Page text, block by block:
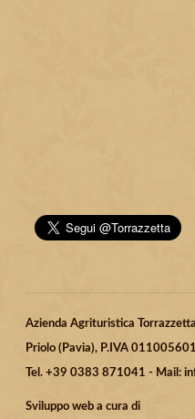
Azienda Agrituristica
Priolo (Pavia), P.IVA
Tel. +39 0383 871041 - Mail:
Sviluppo web a cura di